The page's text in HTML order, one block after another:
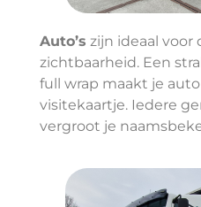
Auto’s zijn ideaal voor
zichtbaarheid. Een
full wrap maakt je
visitekaartje. Iedere
vergroot je